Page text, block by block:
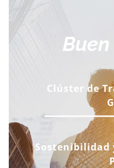
Clúster de
Sostenibilidad